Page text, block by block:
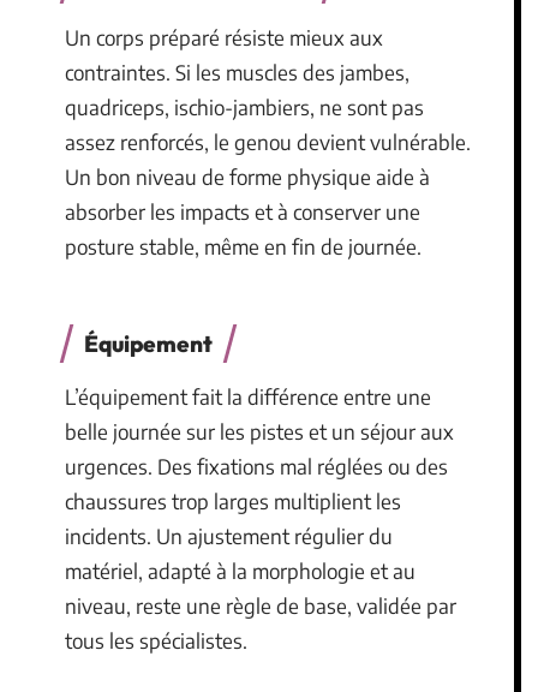
Un corps préparé résiste mieux aux
contraintes. Si les muscles des jambes,
quadriceps, ischio-jambiers, ne sont pas
assez renforcés, le genou devient vulnérable.
Un bon niveau de forme physique aide à
absorber les impacts et à conserver une
posture stable, même en fin de journée.
Équipement
L’équipement fait la différence entre une
belle journée sur les pistes et un séjour aux
urgences. Des fixations mal réglées ou des
chaussures trop larges multiplient les
incidents. Un ajustement régulier du
matériel, adapté à la morphologie et au
niveau, reste une règle de base, validée par
tous les spécialistes.